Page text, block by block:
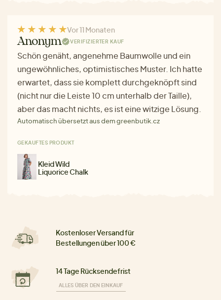
Vor 11 Monaten
Anonym VERIFIZIERTER KAUF
Schön genäht, angenehme Baumwolle und ein
ungewöhnliches, optimistisches Muster. Ich hatte
erwartet, dass sie komplett durchgeknöpft sind
(nicht nur die Leiste 10 cm unterhalb der Taille),
aber das macht nichts, es ist eine witzige Lösung.
Automatisch übersetzt aus dem greenbutik.cz
GEKAUFTES PRODUKT
Kleid Wild
Liquorice Chalk
Kostenloser Versand für
Bestellungen über 100 €
14 Tage Rücksendefrist
ALLES ÜBER DEN EINKAUF